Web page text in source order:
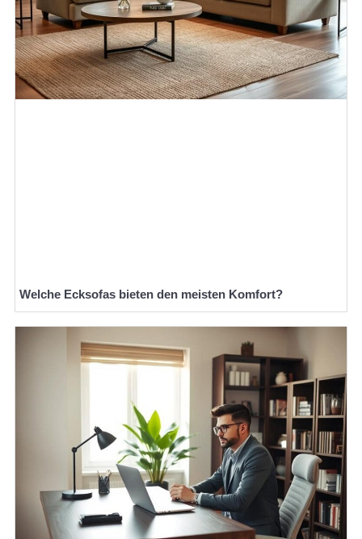
Welche Ecksofas bieten den meisten Komfort?